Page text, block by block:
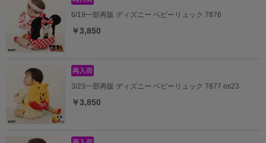
6/19一部再販 ディズニー ベビーリュック 7876
￥3,850
3/23一部再販 ディズニー ベビーリュック 7877 os23
￥3,850